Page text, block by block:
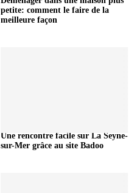
petite: comment le faire de la
meilleure façon
Une rencontre facile sur La Seyne-
sur-Mer grâce au site Badoo